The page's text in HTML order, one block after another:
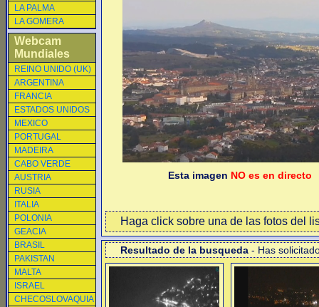
LA PALMA
LA GOMERA
Webcam
Mundiales
REINO UNIDO (UK)
ARGENTINA
FRANCIA
ESTADOS UNIDOS
MEXICO
PORTUGAL
MADEIRA
CABO VERDE
AUSTRIA
RUSIA
ITALIA
POLONIA
GEACIA
BRASIL
PAKISTAN
MALTA
ISRAEL
CHECOSLOVAQUIA
Esta imagen NO es en directo
Haga click sobre una de las fotos del
Resultado de la busqueda - Has